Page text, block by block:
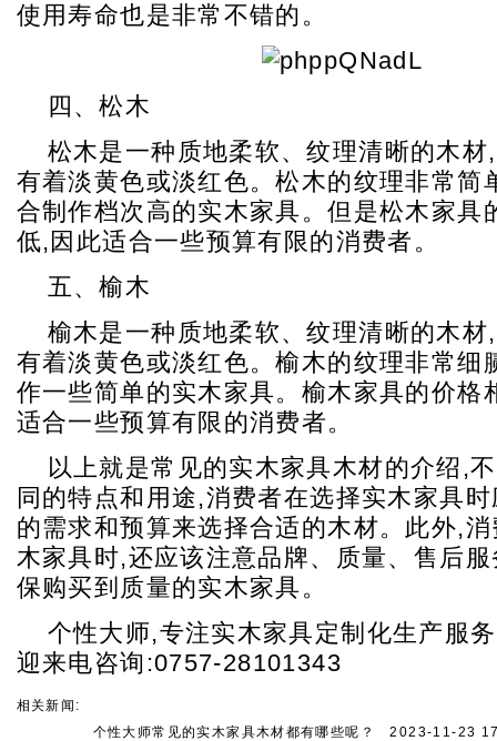
使用寿命也是非常不错的。
四、松木
松木是一种质地柔软、纹理清晰的木
有着淡黄色或淡红色。松木的纹理非常简
合制作档次高的实木家具。但是松木家具
低,因此适合一些预算有限的消费者。
五、榆木
榆木是一种质地柔软、纹理清晰的木
有着淡黄色或淡红色。榆木的纹理非常细
作一些简单的实木家具。榆木家具的价格
适合一些预算有限的消费者。
以上就是常见的实木家具木材的介绍,
同的特点和用途,消费者在选择实木家具
的需求和预算来选择合适的木材。此外,
木家具时,还应该注意品牌、质量、售后
保购买到质量的实木家具。
个性大师,专注实木家具定制化生产服
迎来电咨询:0757-28101343
相关新闻:
个性大师常见的实木家具木材都有哪些呢？
2023-11-23